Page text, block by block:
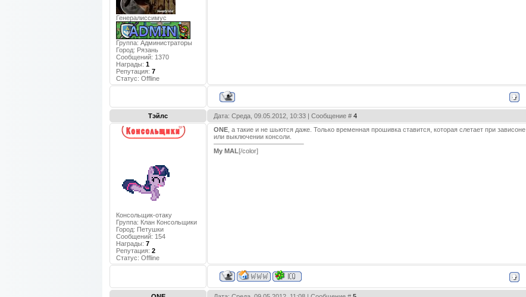
Генералиссимус
Группа: Администраторы
Город: Рязань
Сообщений: 1370
Награды: 1
Репутация: 7
Статус: Offline
Тэйлс Дата: Среда, 09.05.2012, 10:33 | Сообщение # 4
Консольщик-отаку
Группа: Клан Консольщики
Город: Петушки
Сообщений: 154
Награды: 7
Репутация: 2
Статус: Offline
ONE , а такие и не шьются даже. Только временная прошивка ставится, которая слетает при зависоне
или выключении консоли.
My MAL[/color]